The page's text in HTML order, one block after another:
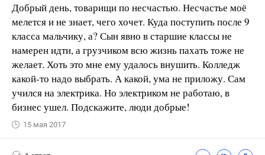
Добрый день, товарищи по несчастью. Несчастье моё
мелется и не знает, чего хочет. Куда поступить после 9
класса мальчику, а? Сын явно в старшие классы не
намерен идти, а грузчиком всю жизнь пахать тоже не
желает. Хоть это мне ему удалось внушить. Колледж
какой-то надо выбрать. А какой, ума не приложу. Сам
учился на электрика. Но электриком не работаю, в
бизнес ушел. Подскажите, люди добрые!
15 мая 2017